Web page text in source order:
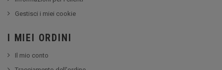
Gestisci i miei cookie
I MIEI ORDINI
Il mio conto